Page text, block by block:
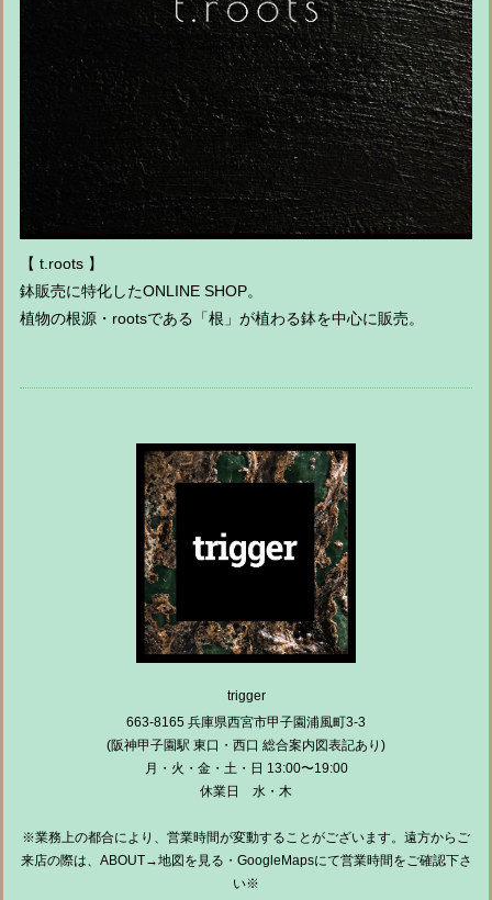
【 t.roots 】
鉢販売に特化したONLINE SHOP。
植物の根源・rootsである「根」が植わる鉢を中心に販売。
trigger
663-8165 兵庫県西宮市甲子園浦風町3-3
(阪神甲子園駅 東口・西口 総合案内図表記あり)
月・火・金・土・日 13:00〜19:00
休業日 水・木
※業務上の都合により、営業時間が変動することがございます。遠方からご
来店の際は、ABOUT→地図を見る・GoogleMapsにて営業時間をご確認下さ
い※